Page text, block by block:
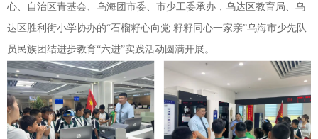
心、自治区青基会、乌海团市委、市少工委承办，乌达区教育局、乌
达区胜利街小学协办的“石榴籽心向党 籽籽同心一家亲”乌海市少先队
员民族团结进步教育“六进”实践活动圆满开展。